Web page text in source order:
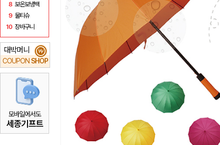
8 보온보냉백
9 물티슈
10 장바구니
대박머니
COUPON SHOP
₩
모바일에서도
세종기프트